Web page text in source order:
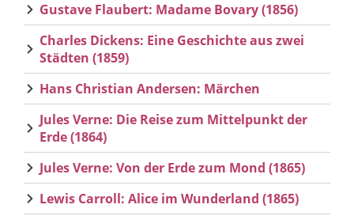
Gustave Flaubert: Madame Bovary (1856)
Charles Dickens: Eine Geschichte aus zwei
Städten (1859)
Hans Christian Andersen: Märchen
Jules Verne: Die Reise zum Mittelpunkt der
Erde (1864)
Jules Verne: Von der Erde zum Mond (1865)
Lewis Carroll: Alice im Wunderland (1865)